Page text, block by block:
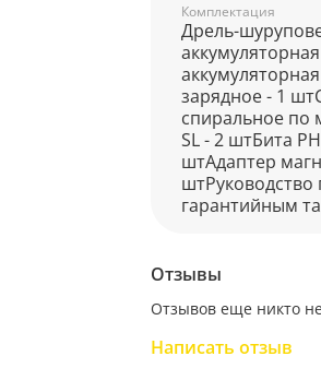
Комплектация
Дрель-
зарядное - 1
спиральное по
SL - 2 штБита
штАдаптер
штРуководство
гарантийным
Отзывы
Отзывов еще никто
Написать отзыв